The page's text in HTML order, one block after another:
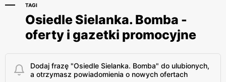
TAGI
Osiedle Sielanka. Bomba -
oferty i gazetki promocyjne
Dodaj frazę "Osiedle Sielanka. Bomba" do ulubionych,
a otrzymasz powiadomienia o nowych ofertach